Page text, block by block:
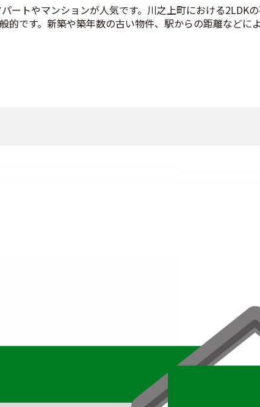
ートやマンションが人気です。川之上町における2LDK
的です。新築や築年数の古い物件、駅からの距離などに